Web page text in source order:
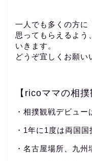
一人でも多くの方に
思ってもらえるよう
いきます。
どうぞ宜しくお願
【ricoママの相撲
・相撲観戦デビュー
・1年に1度は両国
・名古屋場所、九州